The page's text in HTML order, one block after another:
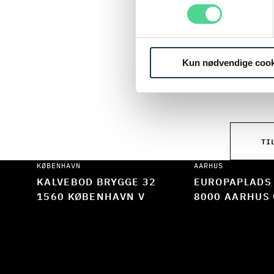
Kun nødvendige
Når du
ønsker
KØBENHAVN
KALVEBOD BRYGGE 32
1560 KØBENHAVN V
AARHUS
EUROPAPLADS
8000 AARHUS